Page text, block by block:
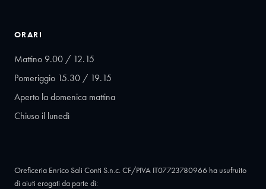
ORARI
Mattino 9.00 / 12.15
Pomeriggio 15.30 / 19.15
Aperto la domenica mattina
Chiuso il lunedì
Oreficeria Enrico Sali Conti S.n.c. CF/PIVA IT07723780966 ha usufruito
di aiuti erogati da parte di: